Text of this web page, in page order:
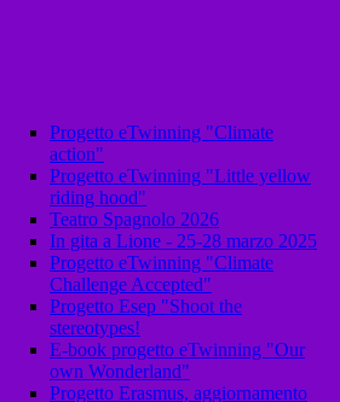
Progetto eTwinning "Climate
action"
Progetto eTwinning "Little yellow
riding hood"
Teatro Spagnolo 2026
In gita a Lione - 25-28 marzo 2025
Progetto eTwinning "Climate
Challenge Accepted"
Progetto Esep "Shoot the
stereotypes!
E-book progetto eTwinning "Our
own Wonderland"
Progetto Erasmus, aggiornamento